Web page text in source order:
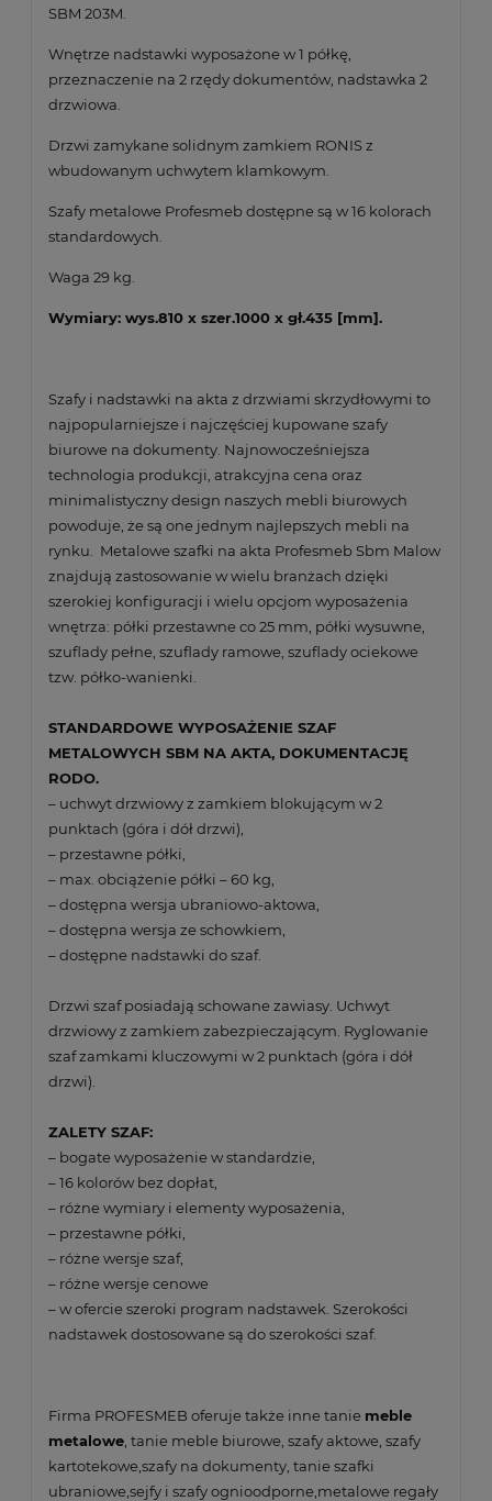
SBM 203M.
Wnętrze nadstawki wyposażone w 1 półkę,
przeznaczenie na 2 rzędy dokumentów, nadstawka 2
drzwiowa.
Drzwi zamykane solidnym zamkiem RONIS z
wbudowanym uchwytem klamkowym.
Szafy metalowe Profesmeb dostępne są w 16 kolorach
standardowych.
Waga 29 kg.
Wymiary: wys.810 x szer.1000 x gł.435 [mm].
Szafy i nadstawki na akta z drzwiami skrzydłowymi to
najpopularniejsze i najczęściej kupowane szafy
biurowe na dokumenty. Najnowocześniejsza
technologia produkcji, atrakcyjna cena oraz
minimalistyczny design naszych mebli biurowych
powoduje, że są one jednym najlepszych mebli na
rynku. Metalowe szafki na akta Profesmeb Sbm Malow
znajdują zastosowanie w wielu branżach dzięki
szerokiej konfiguracji i wielu opcjom wyposażenia
wnętrza: półki przestawne co 25 mm, półki wysuwne,
szuflady pełne, szuflady ramowe, szuflady ociekowe
tzw. półko-wanienki.
STANDARDOWE WYPOSAŻENIE SZAF
METALOWYCH SBM NA AKTA, DOKUMENTACJĘ
RODO.
– uchwyt drzwiowy z zamkiem blokującym w 2
punktach (góra i dół drzwi),
– przestawne półki,
– max. obciążenie półki – 60 kg,
– dostępna wersja ubraniowo-aktowa,
– dostępna wersja ze schowkiem,
– dostępne nadstawki do szaf.
Drzwi szaf posiadają schowane zawiasy. Uchwyt
drzwiowy z zamkiem zabezpieczającym. Ryglowanie
szaf zamkami kluczowymi w 2 punktach (góra i dół
drzwi).
ZALETY SZAF:
– bogate wyposażenie w standardzie,
– 16 kolorów bez dopłat,
– różne wymiary i elementy wyposażenia,
– przestawne półki,
– różne wersje szaf,
– różne wersje cenowe
– w ofercie szeroki program nadstawek. Szerokości
nadstawek dostosowane są do szerokości szaf.
Firma PROFESMEB oferuje także inne tanie meble
metalowe , tanie meble biurowe, szafy aktowe, szafy
kartotekowe,szafy na dokumenty, tanie szafki
ubraniowe,sejfy i szafy ognioodporne,metalowe regały